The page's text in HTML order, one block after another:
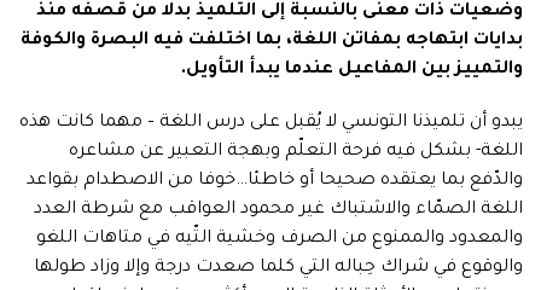
وضعيات ذات معنى بالنسبة إلى التلميذ بدلا من قصفه منذ
بدايات ابتهاجه بمفاتن اللغة، بما اختلفت فيه البصرة والكوفة
والتمييز بين المفاعيل عندما يبدأ التأويل.
يبدو أن تلميذنا التونسي لا يُقبل على درس اللغة – مهما كانت هذه
اللغة- بشكل فيه فرحة التعلّم وبهجة التعبير عن مشاعره
والدّفع بما يعتقده صحيحا أو خاطئا…خوفا من الاصطدام بقواعد
اللغة الصمّاء والاشتباك غير محمود العواقب مع شرطة العدد
والمعدود والممنوع من الصرف وخشية التّيه في متاهات اللغو
والوقوع في شراك حِباله التي كلما صعدت درجة وإلا وزاد طولها